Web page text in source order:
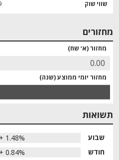
שווי שוק
מחזורים
0.00
מחזור יומי ממוצע (שנה)
מחזור (א׳ שח)
תשואות
+ 1.48%
+ 0.84%
חודש
שבוע